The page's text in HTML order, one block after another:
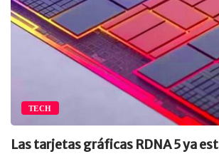
TECH
Las tarjetas gráficas RDNA 5 ya